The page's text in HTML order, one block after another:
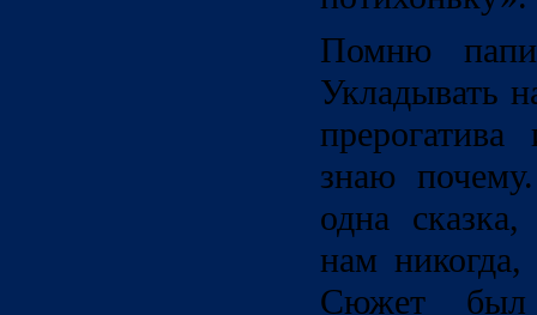
Помню
Укладывать
знаю
одна
нам
Сюжет был